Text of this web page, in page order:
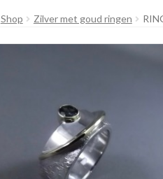
Shop Zilver met goud ringen